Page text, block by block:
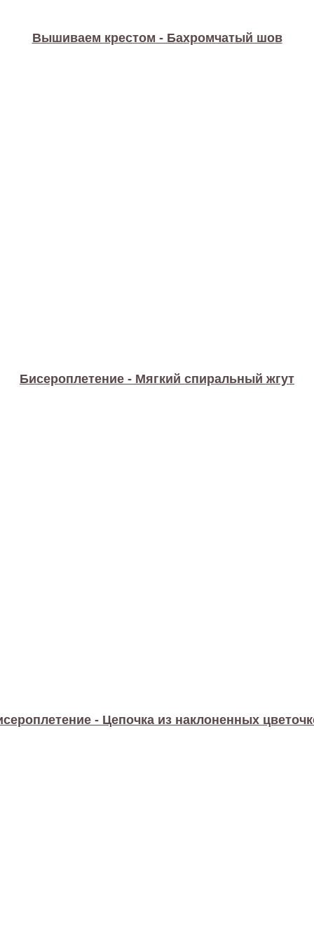
Вышиваем крестом - Бахромчатый шов
Бисероплетение - Мягкий спиральный жгут
- Цепочка из наклоненных